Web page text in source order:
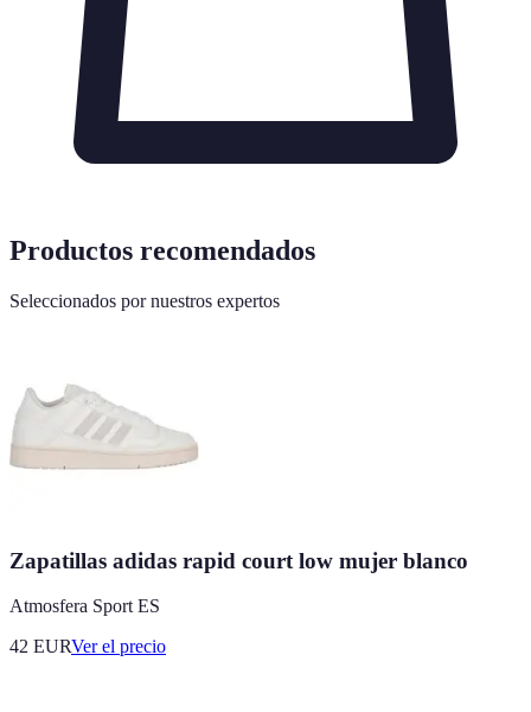
Productos recomendados
Seleccionados por nuestros expertos
Zapatillas adidas rapid court low mujer blanco
Atmosfera Sport ES
42 EURVer el precio